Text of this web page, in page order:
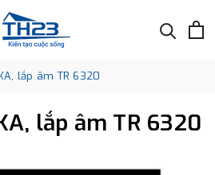
lắp âm TR 6320
lắp âm TR 6320